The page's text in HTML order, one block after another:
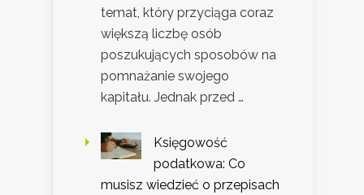
temat, który przyciąga coraz
większą liczbę osób
poszukujących sposobów na
pomnażanie swojego
kapitału. Jednak przed …
Księgowość
podatkowa: Co
musisz wiedzieć o przepisach